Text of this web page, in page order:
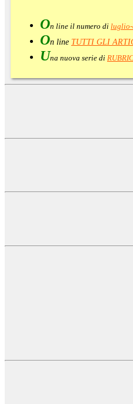
On line il numero di luglio-
On line TUTTI GLI
Una nuova serie di